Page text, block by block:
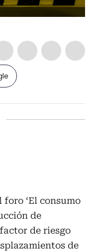
foro ‘El consumo
de
de riesgo
de